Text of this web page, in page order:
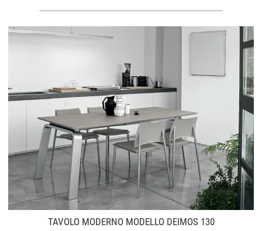
TAVOLO MODERNO MODELLO DEIMOS 130